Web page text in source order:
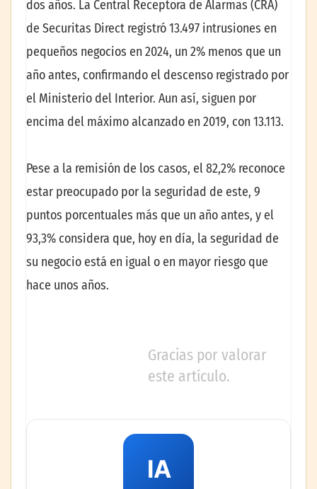
dos años. La Central Receptora de Alarmas (CRA)
de Securitas Direct registró 13.497 intrusiones en
pequeños negocios en 2024, un 2% menos que un
año antes, confirmando el descenso registrado por
el Ministerio del Interior. Aun así, siguen por
encima del máximo alcanzado en 2019, con 13.113.
Pese a la remisión de los casos, el 82,2% reconoce
estar preocupado por la seguridad de este, 9
puntos porcentuales más que un año antes, y el
93,3% considera que, hoy en día, la seguridad de
su negocio está en igual o en mayor riesgo que
hace unos años.
Gracias por valorar
este artículo.
IA